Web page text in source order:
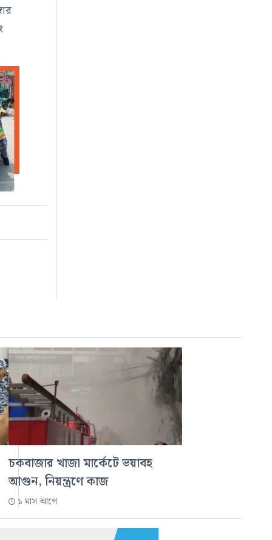
চকবাজার খাজা মার্কেটে ভয়াবহ
আগুন, নিয়ন্ত্রণে কাজ
১ মাস আগে